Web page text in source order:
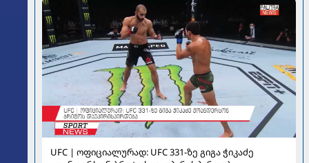
UFC | ოფიციალურად: UFC 331-ზე გიგა ჭიკაძე